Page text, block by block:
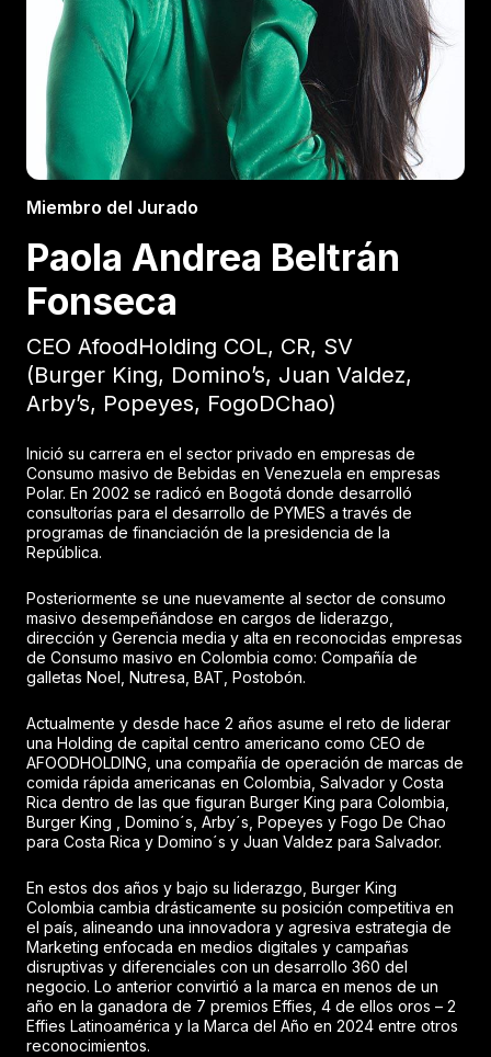
Miembro del Jurado
Paola Andrea Beltrán
Fonseca
CEO AfoodHolding COL, CR, SV
(Burger King, Domino’s, Juan Valdez,
Arby’s, Popeyes, FogoDChao)
Inició su carrera en el sector privado en empresas de
Consumo masivo de Bebidas en Venezuela en empresas
Polar. En 2002 se radicó en Bogotá donde desarrolló
consultorías para el desarrollo de PYMES a través de
programas de financiación de la presidencia de la
República.
Posteriormente se une nuevamente al sector de consumo
masivo desempeñándose en cargos de liderazgo,
dirección y Gerencia media y alta en reconocidas empresas
de Consumo masivo en Colombia como: Compañía de
galletas Noel, Nutresa, BAT, Postobón.
Actualmente y desde hace 2 años asume el reto de liderar
una Holding de capital centro americano como CEO de
AFOODHOLDING, una compañía de operación de marcas de
comida rápida americanas en Colombia, Salvador y Costa
Rica dentro de las que figuran Burger King para Colombia,
Burger King , Domino´s, Arby´s, Popeyes y Fogo De Chao
para Costa Rica y Domino´s y Juan Valdez para Salvador.
En estos dos años y bajo su liderazgo, Burger King
Colombia cambia drásticamente su posición competitiva en
el país, alineando una innovadora y agresiva estrategia de
Marketing enfocada en medios digitales y campañas
disruptivas y diferenciales con un desarrollo 360 del
negocio. Lo anterior convirtió a la marca en menos de un
año en la ganadora de 7 premios Effies, 4 de ellos oros – 2
Effies Latinoamérica y la Marca del Año en 2024 entre otros
reconocimientos.